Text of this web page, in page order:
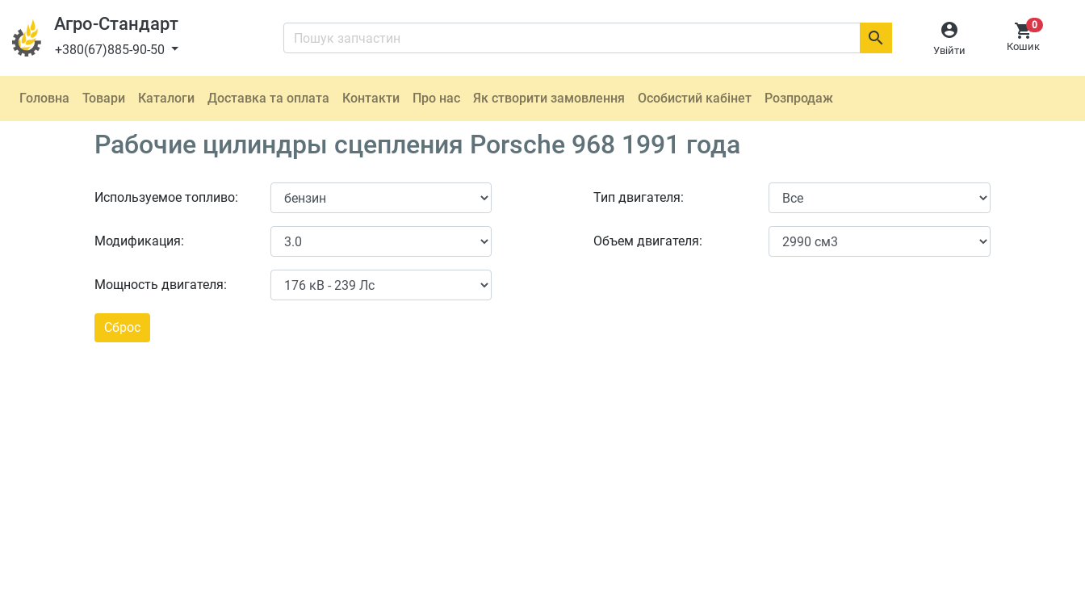
Агро-Стандарт
+380(67)885-90-50

Увійти
0
Кошик

Головна Товари Каталоги Доставка та оплата Контакти Про нас Як створити замовлення Особистий кабінет Розпродаж
Рабочие цилиндры сцепления Porsche 968 1991 года
Используемое топливо:
Модификация:
Мощность двигателя:
Тип двигателя:
Объем двигателя: